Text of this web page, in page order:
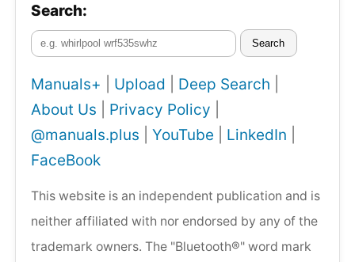
Search:
Search
Manuals+ Upload Deep Search
About Us
Privacy Policy
@manuals.plus
YouTube LinkedIn
FaceBook
This website is an independent publication and is
neither affiliated with nor endorsed by any of the
trademark owners. The "Bluetooth®" word mark